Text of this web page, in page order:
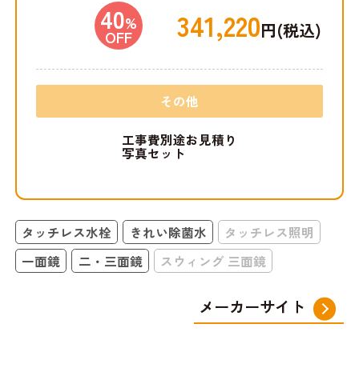
40%
OFF 341,220円(税込)
その他
工事費別途お見積り
写真セット
タッチレス水栓 きれい除菌水
タッチレス照明
一面鏡
二・三面鏡 スウィング 三面鏡
メーカーサイト